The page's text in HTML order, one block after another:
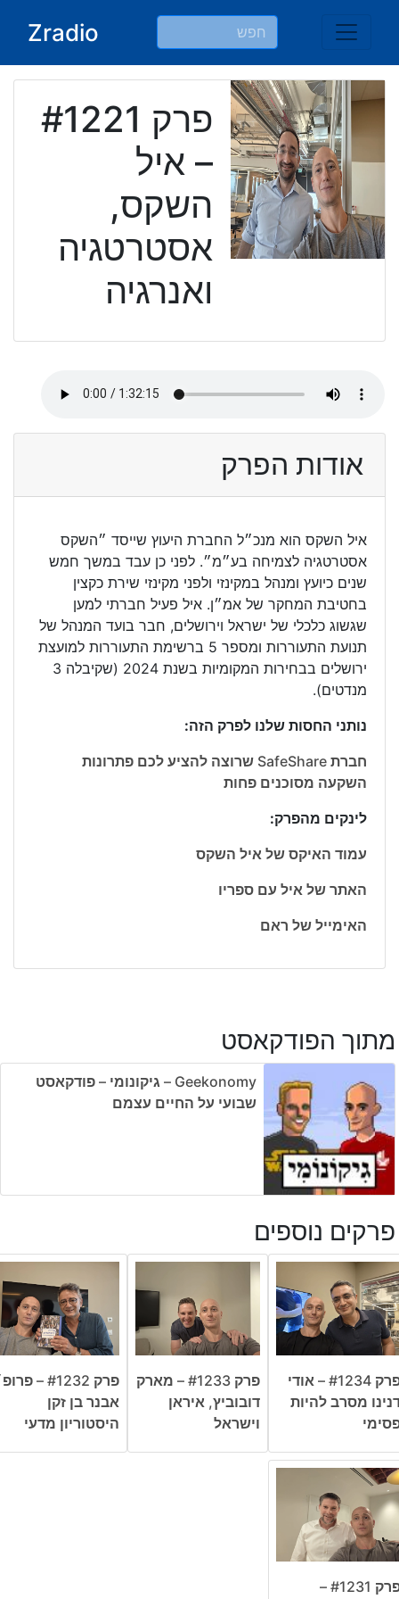
Zradio
פרק #1221
– איל
השקס,
אסטרטגיה
ואנרגיה
אודות הפרק
איל השקס הוא מנכ״ל החברת היעוץ שייסד ״השקס
אסטרטגיה לצמיחה בע״מ״. לפני כן עבד במשך חמש
שנים כיועץ ומנהל במקינזי ולפני מקינזי שירת כקצין
בחטיבת המחקר של אמ״ן. איל פעיל חברתי למען
שגשוג כלכלי של ישראל וירושלים, חבר בועד המנהל של
תנועת התעוררות ומספר 5 ברשימת התעוררות למועצת
ירושלים בבחירות המקומיות בשנת 2024 (שקיבלה 3
מנדטים).
נותני החסות שלנו לפרק הזה:
חברת SafeShare שרוצה להציע לכם פתרונות
השקעה מסוכנים פחות
לינקים מהפרק:
עמוד האיקס של איל השקס
האתר של איל עם ספריו
האימייל של ראם
מתוך הפודקאסט
Geekonomy – גיקונומי – פודקאסט
שבועי על החיים עצמם
פרקים נוספים
פרק #1234 – אודי
מסרב להיות
פרק #1233 – מארק
דובוביץ, איראן
וישראל
פרק #1232 –
אבנר בן זקן
היסטוריון מדעי
פרק #1231 –